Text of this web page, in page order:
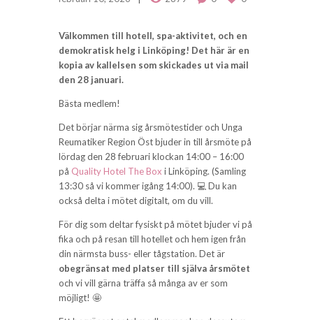
Välkommen till hotell, spa-aktivitet, och en
demokratisk helg i Linköping! Det här är en
kopia av kallelsen som skickades ut via mail
den 28 januari.
Bästa medlem!
Det börjar närma sig årsmötestider och Unga
Reumatiker Region Öst bjuder in till årsmöte på
lördag den 28 februari klockan 14:00 – 16:00
på Quality Hotel The Box i Linköping. (Samling
13:30 så vi kommer igång 14:00). 💻 Du kan
också delta i mötet digitalt, om du vill.
För dig som deltar fysiskt på mötet bjuder vi på
fika och på resan till hotellet och hem igen från
din närmsta buss- eller tågstation. Det är
obegränsat med platser till själva årsmötet
och vi vill gärna träffa så många av er som
möjligt! 🤩